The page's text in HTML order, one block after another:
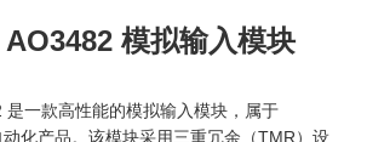
模拟输入模块
是一款高性能的模拟输入模块，属于
化产品。该模块采用三重冗余（TMR）设